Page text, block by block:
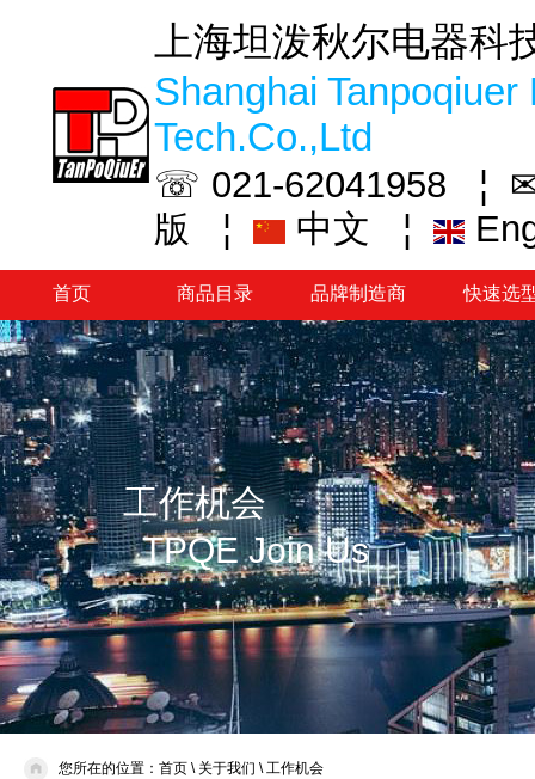
上海坦泼秋尔电器科
Shanghai
Tech.Co.,Ltd
☏ 021-62041958 ¦
版
¦ 中文 ¦
首页 商品目录 品牌制造商 快速选
工作机会
TPQE Join Us
您所在的位置： 首页 \ 关于我们 \工作机会